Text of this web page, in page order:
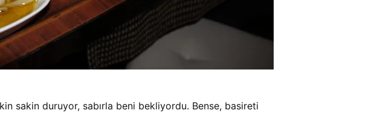
sakin duruyor, sabırla beni bekliyordu. Bense, basireti